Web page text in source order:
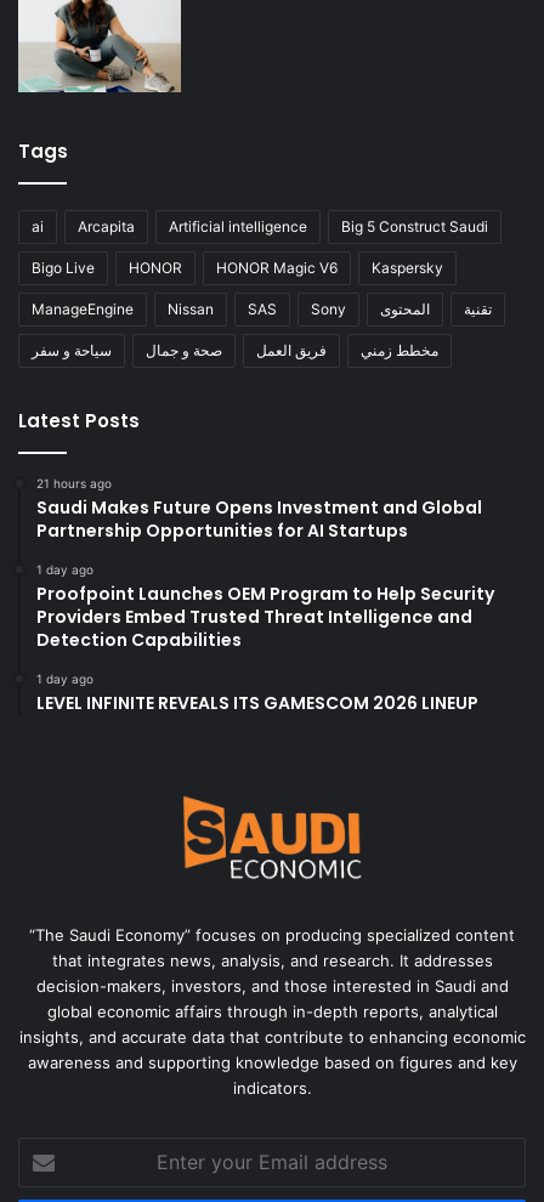
Tags
ai Arcapita Artificial intelligence Big 5 Construct Saudi
Bigo Live HONOR HONOR Magic V6 Kaspersky
ManageEngine Nissan SAS Sony المحتوى تقنية
سياحة و سفر صحة و جمال فريق العمل مخطط زمني
Latest Posts
21 hours ago
Saudi Makes Future Opens Investment and Global
Partnership Opportunities for AI Startups
1 day ago
Proofpoint Launches OEM Program to Help Security
Providers Embed Trusted Threat Intelligence and
Detection Capabilities
1 day ago
LEVEL INFINITE REVEALS ITS GAMESCOM 2026 LINEUP
“The Saudi Economy” focuses on producing specialized content
that integrates news, analysis, and research. It addresses
decision-makers, investors, and those interested in Saudi and
global economic affairs through in-depth reports, analytical
insights, and accurate data that contribute to enhancing economic
awareness and supporting knowledge based on figures and key
indicators.
your